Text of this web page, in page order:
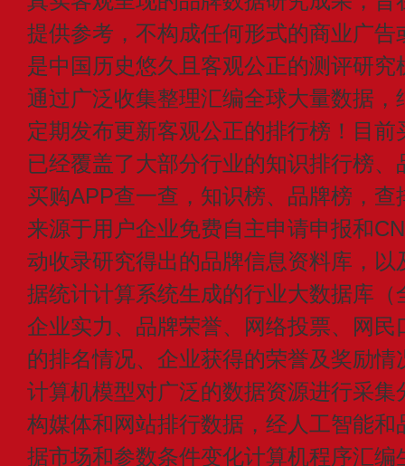
提供参考，不构成任何形式的商业广
是中国历史悠久且客观公正的测评研
通过广泛收集整理汇编全球大量数据
定期发布更新客观公正的排行榜！目
已经覆盖了大部分行业的知识排行榜
买购APP查一查，知识榜、品牌榜，
来源于用户企业免费自主申请申报和
动收录研究得出的品牌信息资料库，
据统计计算系统生成的行业大数据库
企业实力、品牌荣誉、网络投票、网
的排名情况、企业获得的荣誉及奖励
计算机模型对广泛的数据资源进行采
构媒体和网站排行数据，经人工智能
据市场和参数条件变化计算机程序汇